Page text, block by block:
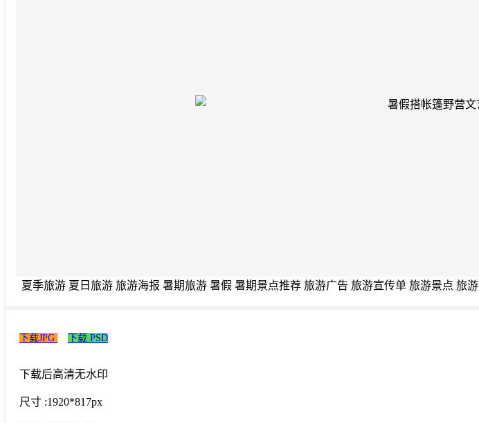
夏季旅游 夏日旅游 旅游海报 暑期旅游 暑假 暑期景点推荐 旅游广告 旅游宣传单 旅游景点 旅游
下载JPG 下载 PSD
下载后高清无水印
尺寸 :1920*817px